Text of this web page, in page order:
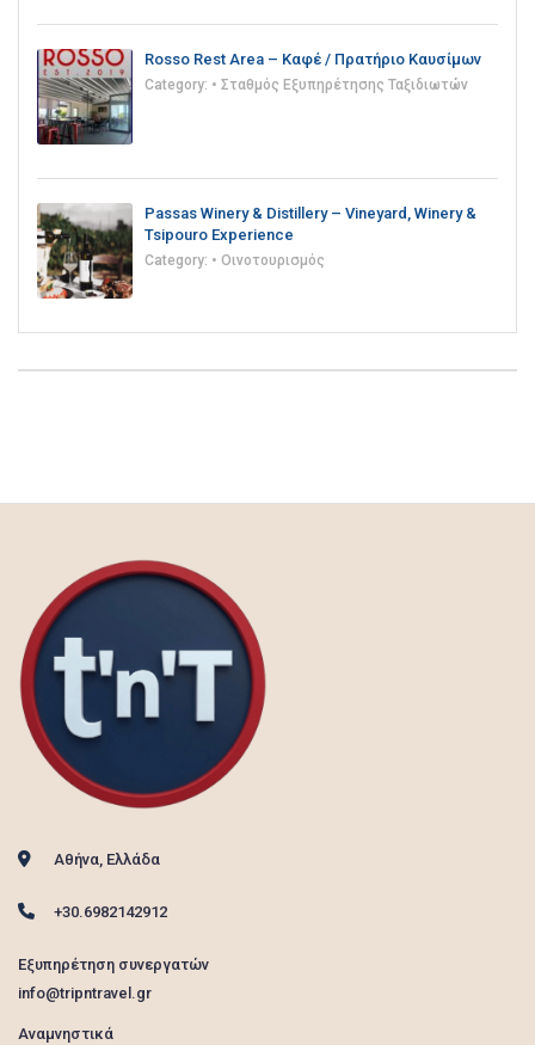
Rosso Rest Area – Καφέ / Πρατήριο Καυσίμων
Category: • Σταθμός Εξυπηρέτησης Ταξιδιωτών
Passas Winery & Distillery – Vineyard, Winery &
Tsipouro Experience
Category: • Οινοτουρισμός
Αθήνα, Ελλάδα
+30.6982142912
Εξυπηρέτηση συνεργατών
info@tripntravel.gr
Αναμνηστικά